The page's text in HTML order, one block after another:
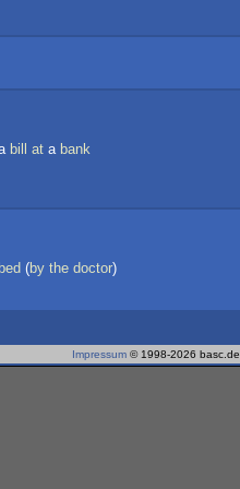
bill at a bank
(by the doctor)
Impressum © 1998-2026 basc.de